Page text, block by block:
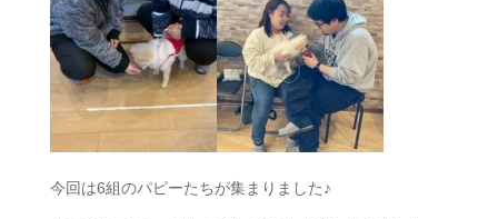
今回は6組のパピーたちが集まりました♪